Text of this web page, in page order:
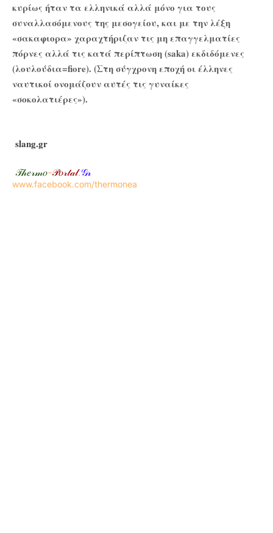
κυρίως ήταν τα ελληνικά αλλά μόνο για τους
συναλλασόμενους της μεσογείου, και με την λέξη
«σακαφιορα» χαραχτήριζαν τις μη επαγγελματίες
πόρνες αλλά τις κατά περίπτωση (saka) εκδιδόμενες
(λουλούδια=fiore). (Στη σύγχρονη εποχή οι έλληνες
ναυτικοί ονομάζουν αυτές τις γυναίκες
«σοκολατιέρες»).
slang.gr
𝒯𝒽𝑒𝓇𝓂𝑜-𝒫𝑜𝓇𝓉𝒶𝓁.𝒢𝓇
www.facebook.com/thermonea